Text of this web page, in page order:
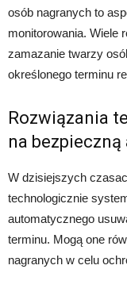
osób nagranych to
monitorowania. Wiele
zamazanie twarzy
określonego terminu
Rozwiązania
na
W dzisiejszych
technologicznie
automatycznego
terminu. Mogą one
nagranych w celu